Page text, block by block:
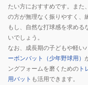
たい方におすすめです。また
の方が無理なく振りやすく、
もし、自然な打球感を求める
いでしょう。
なお、成長期の子どもや軽い
ーボンバット（少年野球用）
ングフォームを磨くための ト
用バット も活用できます。